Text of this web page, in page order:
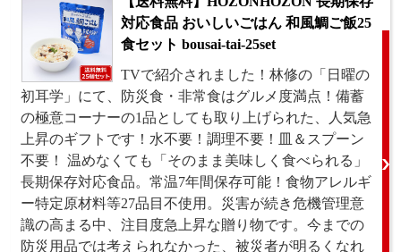
対応食品 おいしいごはん 和風鯛ご飯25
食セット bousai-tai-25set
TVで紹介されました！林修の「日曜の
初耳学」にて、防災食・非常食はグルメ度満点！備蓄
の極意コーナーの1品としても取り上げられた、人気急
上昇のギフトです！水不要！調理不要！皿＆スプーン
不要！ 温めなくても「そのまま美味しく食べられる」
長期保存対応食品。常温7年間保存可能！食物アレルギ
ー特定原材料等27品目不使用。災害が続き危機管理意
識の高まる中、注目度急上昇な贈り物です。今までの
防災用品では考えられなかった、被災者が明るくなれ